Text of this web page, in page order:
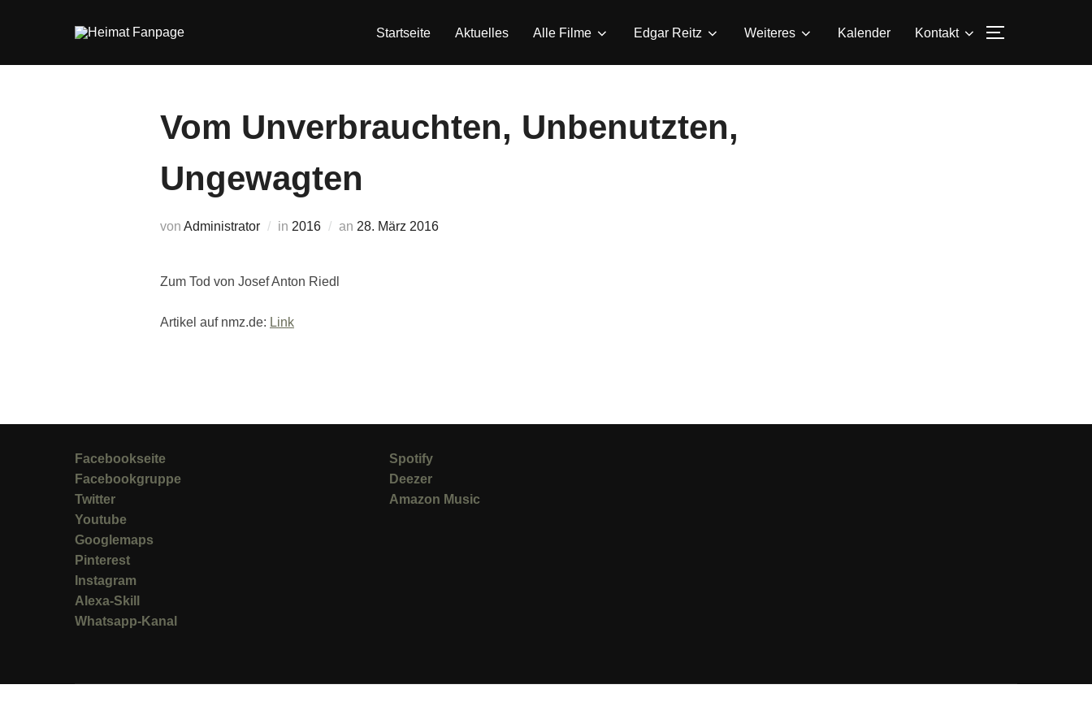
Startseite Aktuelles Alle Filme Edgar Reitz Weiteres Kalender Kontakt
Vom Unverbrauchten, Unbenutzten,
Ungewagten
von Administrator in 2016 an Veröffentlicht
28. März 2016
Zum Tod von Josef Anton Riedl
Artikel auf nmz.de: Link
Facebookseite
Facebookgruppe
Twitter
Youtube
Googlemaps
Pinterest
Instagram
Alexa-Skill
Whatsapp-Kanal
Spotify
Deezer
Amazon Music